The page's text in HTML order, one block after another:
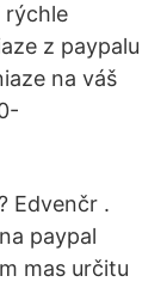
rýchle
z paypalu
na váš
Edvenčr .
paypal
mas určitu